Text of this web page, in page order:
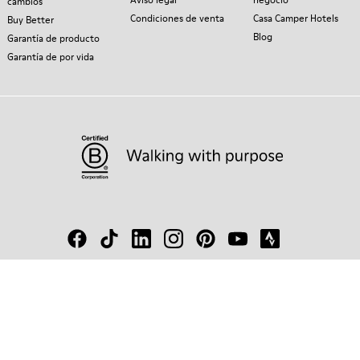
Buy Better
Garantía de producto
Garantía de por vida
Condiciones de venta
Casa Camper Hotels
Blog